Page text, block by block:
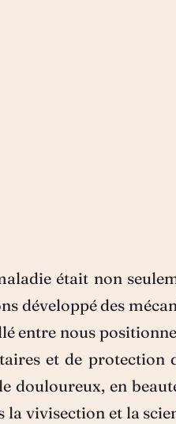
était non
développé des
entre nous
et de protection
douloureux, en
vivisection et la